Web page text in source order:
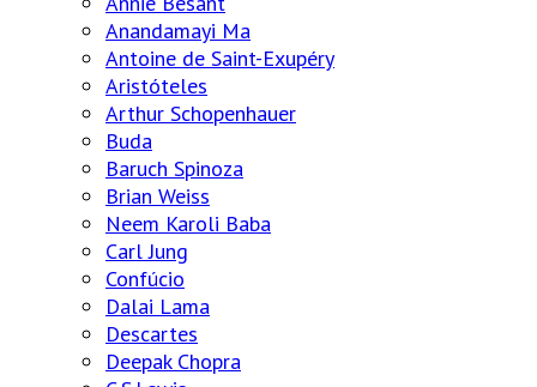
Anandamayi Ma
Antoine de Saint-Exupéry
Aristóteles
Arthur Schopenhauer
Buda
Baruch Spinoza
Brian Weiss
Neem Karoli Baba
Carl Jung
Confúcio
Dalai Lama
Descartes
Deepak Chopra